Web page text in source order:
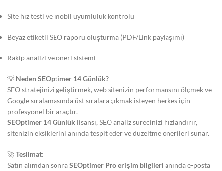
Site hız testi ve mobil uyumluluk kontrolü
Beyaz etiketli SEO raporu oluşturma (PDF/Link paylaşımı)
Rakip analizi ve öneri sistemi
💡 Neden SEOptimer 14 Günlük?
SEO stratejinizi geliştirmek, web sitenizin performansını ölçmek ve
Google sıralamasında üst sıralara çıkmak isteyen herkes için
profesyonel bir araçtır.
SEOptimer 14 Günlük lisansı, SEO analiz sürecinizi hızlandırır,
sitenizin eksiklerini anında tespit eder ve düzeltme önerileri sunar.
🚀Teslimat:
Satın alımdan sonraSEOptimer Pro erişim bilgileri anında e-posta